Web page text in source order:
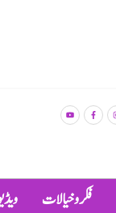
فکر و خیالات